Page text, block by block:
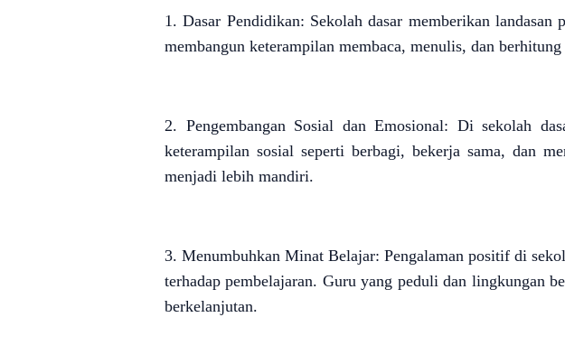
1. Dasar Pendidikan: Sekolah dasar memberikan
membangun keterampilan membaca, menulis, dan
2. Pengembangan Sosial dan Emosional: Di sekolah
keterampilan sosial seperti berbagi, bekerja sama, dan
menjadi lebih mandiri.
3. Menumbuhkan Minat Belajar: Pengalaman positif di
terhadap pembelajaran. Guru yang peduli dan lingkungan
berkelanjutan.